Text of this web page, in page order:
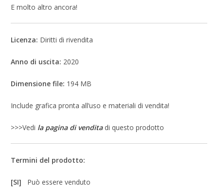
E molto altro ancora!
Licenza: Diritti di rivendita
Anno di uscita: 2020
Dimensione file: 194 MB
Include grafica pronta all’uso e materiali di vendita!
>>>Vedi la pagina di venditadi questo prodotto
Termini del prodotto:
[SI] Può essere venduto